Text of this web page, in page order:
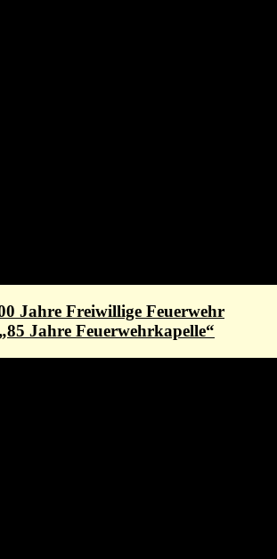
Jahre Freiwillige Feuerwehr
Jahre Feuerwehrkapelle“